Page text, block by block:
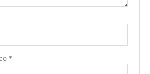
*